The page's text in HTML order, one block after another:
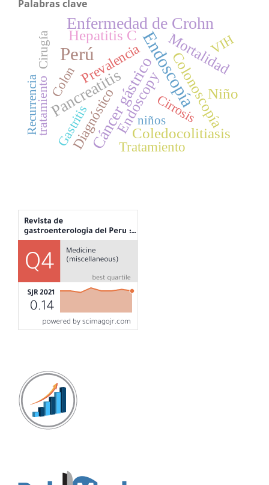
Palabras clave
Perú Endoscopía
Enfermedad de Crohn
Pancreatitis
Cáncer gástricoColonoscopía
Coledocolitiasis
Mortalidad
Endoscopy Niño
Hepatitis C
Diagnóstico
Prevalencia
Tratamiento
tratamiento Cirrosis
Colon
Gastritis
VIH
Recurrencia niños
Cirugía